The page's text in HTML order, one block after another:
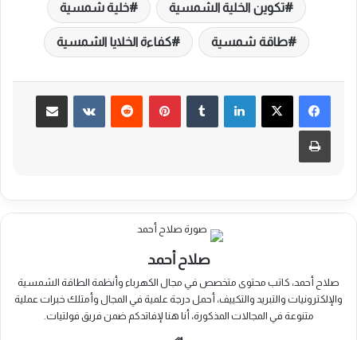
تكوين الخلية الشمسية خلية شمسية
طاقة شمسية كفاءة الخلايا الشمسية
لينكدإن بينتيريست مشاركة عبر البريد
طباعة
صلاح أحمد
صلاح أحمد، كاتب محتوى متخصص في مجال الكهرباء وأنظمة الطاقة الشمسية
والإلكترونيات والتبريد والتكييف، أحمل درجة علمية في المجال وأمتلك خبرات عملية
متنوعة في المجالات المذكورة، أنا هنا لإفاتدكم ضمن فريق فولتيات.